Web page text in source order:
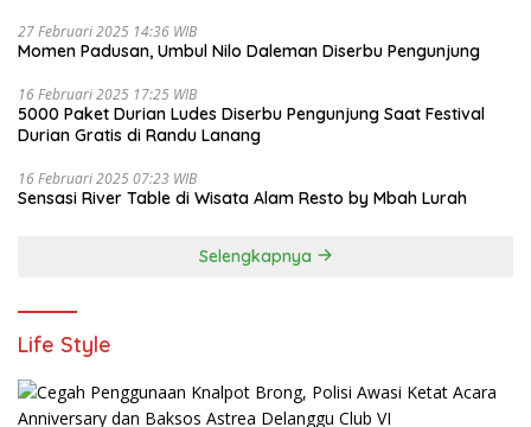
27 Februari 2025 14:36 WIB
Momen Padusan, Umbul Nilo Daleman Diserbu Pengunjung
16 Februari 2025 17:25 WIB
5000 Paket Durian Ludes Diserbu Pengunjung Saat Festival
Durian Gratis di Randu Lanang
16 Februari 2025 07:23 WIB
Sensasi River Table di Wisata Alam Resto by Mbah Lurah
Selengkapnya
Life Style